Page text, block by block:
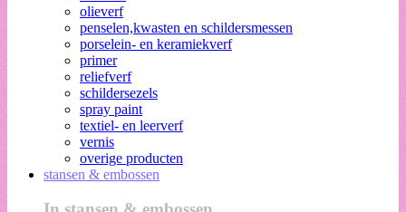
olieverf
penselen,kwasten en schildersmessen
porselein- en keramiekverf
primer
reliefverf
schildersezels
spray paint
textiel- en leerverf
vernis
overige producten
stansen & embossen